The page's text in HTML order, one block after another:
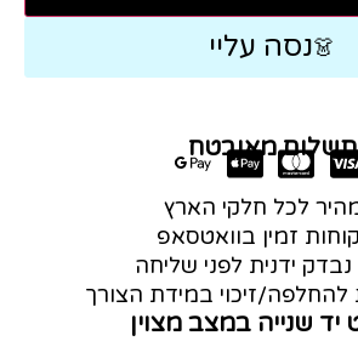
👗נסה עליי
תשלום מאובטח
לכל חלקי הארץ
זמין בוואטסאפ
ידנית לפני שליחה
זיכוי במידת הצורך
יד שנייה במצב מצוין